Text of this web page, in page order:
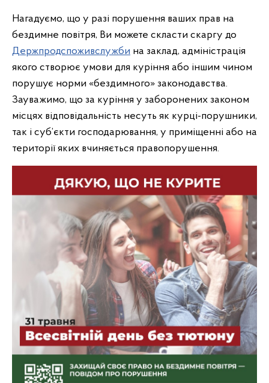
Нагадуємо, що у разі порушення ваших прав на
бездимне повітря, Ви можете скласти скаргу до
Держпродспоживслужби на заклад, адміністрація
якого створює умови для куріння або іншим чином
порушує норми «бездимного» законодавства.
Зауважимо, що за куріння у заборонених законом
місцях відповідальність несуть як курці-порушники,
так і суб’єкти господарювання, у приміщенні або на
території яких вчиняється правопорушення.